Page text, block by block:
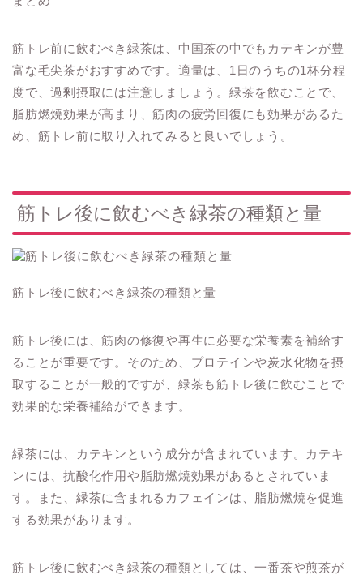
筋トレ前に飲むべき緑茶は、中国茶の中でもカテキンが豊
富な毛尖茶がおすすめです。適量は、1日のうちの1杯分程
度で、過剰摂取には注意しましょう。緑茶を飲むことで、
脂肪燃焼効果が高まり、筋肉の疲労回復にも効果があるた
め、筋トレ前に取り入れてみると良いでしょう。
筋トレ後に飲むべき緑茶の種類と量
筋トレ後に飲むべき緑茶の種類と量
筋トレ後には、筋肉の修復や再生に必要な栄養素を補給す
ることが重要です。そのため、プロテインや炭水化物を摂
取することが一般的ですが、緑茶も筋トレ後に飲むことで
効果的な栄養補給ができます。
緑茶には、カテキンという成分が含まれています。カテキ
ンには、抗酸化作用や脂肪燃焼効果があるとされていま
す。また、緑茶に含まれるカフェインは、脂肪燃焼を促進
する効果があります。
筋トレ後に飲むべき緑茶の種類としては、一番茶や煎茶が